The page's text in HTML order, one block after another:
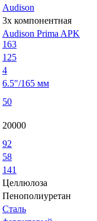
Audison
3х компонентная
Audison Prima APK
163
125
4
6.5″/165 мм
50
20000
92
58
141
Целлюлоза
Пенополиуретан
Сталь